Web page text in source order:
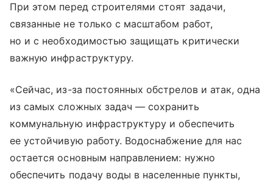
При этом перед строителями стоят задачи,
связанные не только с масштабом работ,
но и с необходимостью защищать критически
важную инфраструктуру.
«Сейчас, из-за постоянных обстрелов и атак, одна
из самых сложных задач — сохранить
коммунальную инфраструктуру и обеспечить
ее устойчивую работу. Водоснабжение для нас
остается основным направлением: нужно
обеспечить подачу воды в населенные пункты,